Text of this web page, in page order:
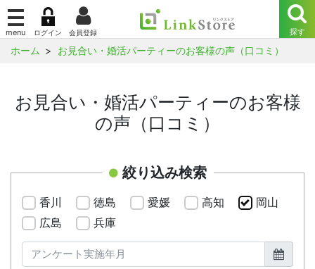
ホーム お見合い・婚活パーティーのお客様の声（口コミ）
お見合い・婚活パーティーのお客様
の声（口コミ）
絞り込み検索
香川 徳島 愛媛 高知
岡山
広島
兵庫